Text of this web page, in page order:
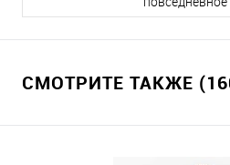
СМОТРИТЕ ТАКЖЕ